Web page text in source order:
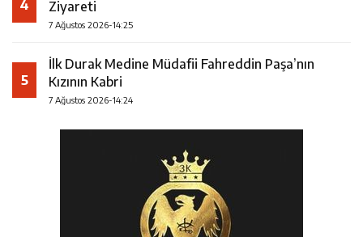
4
Ziyareti
7 Ağustos 2026-14:25
5
İlk Durak Medine Müdafii Fahreddin Paşa’nın
Kızının Kabri
7 Ağustos 2026-14:24